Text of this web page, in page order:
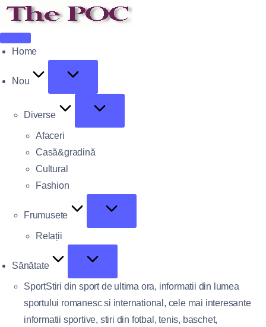
Home
Nou
Diverse
Afaceri
Casă&gradină
Cultural
Fashion
Frumusete
Relații
Sănătate
SportStiri din sport de ultima ora, informatii din lumea
sportului romanesc si international, cele mai interesante
informatii sportive, stiri din fotbal, tenis, baschet,